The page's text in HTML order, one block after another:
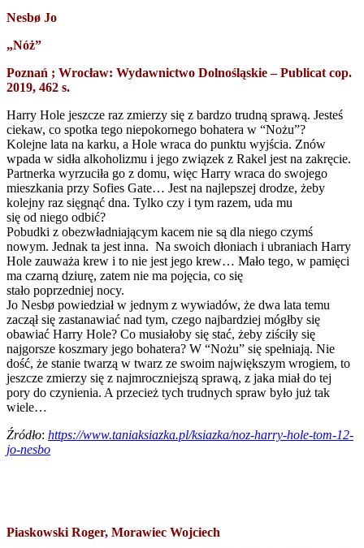
Nesbø Jo
„Nóż”
Poznań ; Wrocław: Wydawnictwo Dolnośląskie – Publicat cop.
2019, 462 s.
Harry Hole jeszcze raz zmierzy się z bardzo trudną sprawą. Jesteś
ciekaw, co spotka tego niepokornego bohatera w “Nożu”?
Kolejne lata na karku, a Hole wraca do punktu wyjścia. Znów
wpada w sidła alkoholizmu i jego związek z Rakel jest na zakręcie.
Partnerka wyrzuciła go z domu, więc Harry wraca do swojego
mieszkania przy Sofies Gate… Jest na najlepszej drodze, żeby
kolejny raz sięgnąć dna. Tylko czy i tym razem, uda mu
się od niego odbić?
Pobudki z obezwładniającym kacem nie są dla niego czymś
nowym. Jednak ta jest inna. Na swoich dłoniach i ubraniach Harry
Hole zauważa krew i to nie jest jego krew… Mało tego, w pamięci
ma czarną dziurę, zatem nie ma pojęcia, co się
stało poprzedniej nocy.
Jo Nesbø powiedział w jednym z wywiadów, że dwa lata temu
zaczął się zastanawiać nad tym, czego najbardziej mógłby się
obawiać Harry Hole? Co musiałoby się stać, żeby ziściły się
najgorsze koszmary jego bohatera? W “Nożu” się spełniają. Nie
dość, że stanie twarzą w twarz ze swoim największym wrogiem, to
jeszcze zmierzy się z najmroczniejszą sprawą, z jaka miał do tej
pory do czynienia. A przecież tych trudnych spraw było już tak
wiele…
Źródło: https://www.taniaksiazka.pl/ksiazka/noz-harry-hole-tom-12-
jo-nesbo
Piaskowski Roger, Morawiec Wojciech